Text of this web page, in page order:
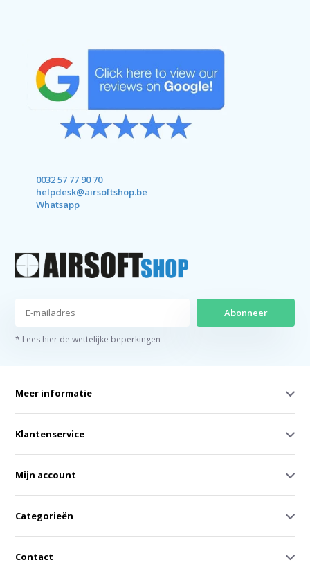
0032 57 77 90 70
helpdesk@airsoftshop.be
Whatsapp
Abonneer
* Lees hier de wettelijke beperkingen
Meer informatie
Klantenservice
Mijn account
Categorieën
Contact